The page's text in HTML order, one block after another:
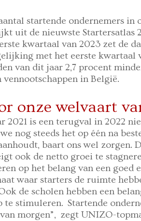
startende ondernemers in
uit de nieuwste Startersatlas
kwartaal van 2023 zet de
met het eerste kwartaal
van dit jaar 2,7 procent
vennootschappen in België.
onze welvaart
2021 is een terugval in 2022
nog steeds het op één na
baart ons wel zorgen.
ook de netto groei te
op het belang van een goed
waar starters de ruimte
de scholen hebben een
te stimuleren. Startende
morgen”, zegt UNIZO-